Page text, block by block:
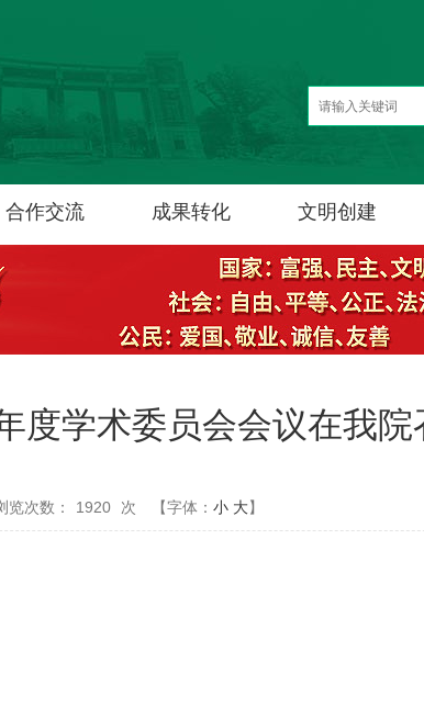
合作交流 成果转化 文明创建
度学术委员会会议在我院
览次数： 1920 次 【字体： 小 大】